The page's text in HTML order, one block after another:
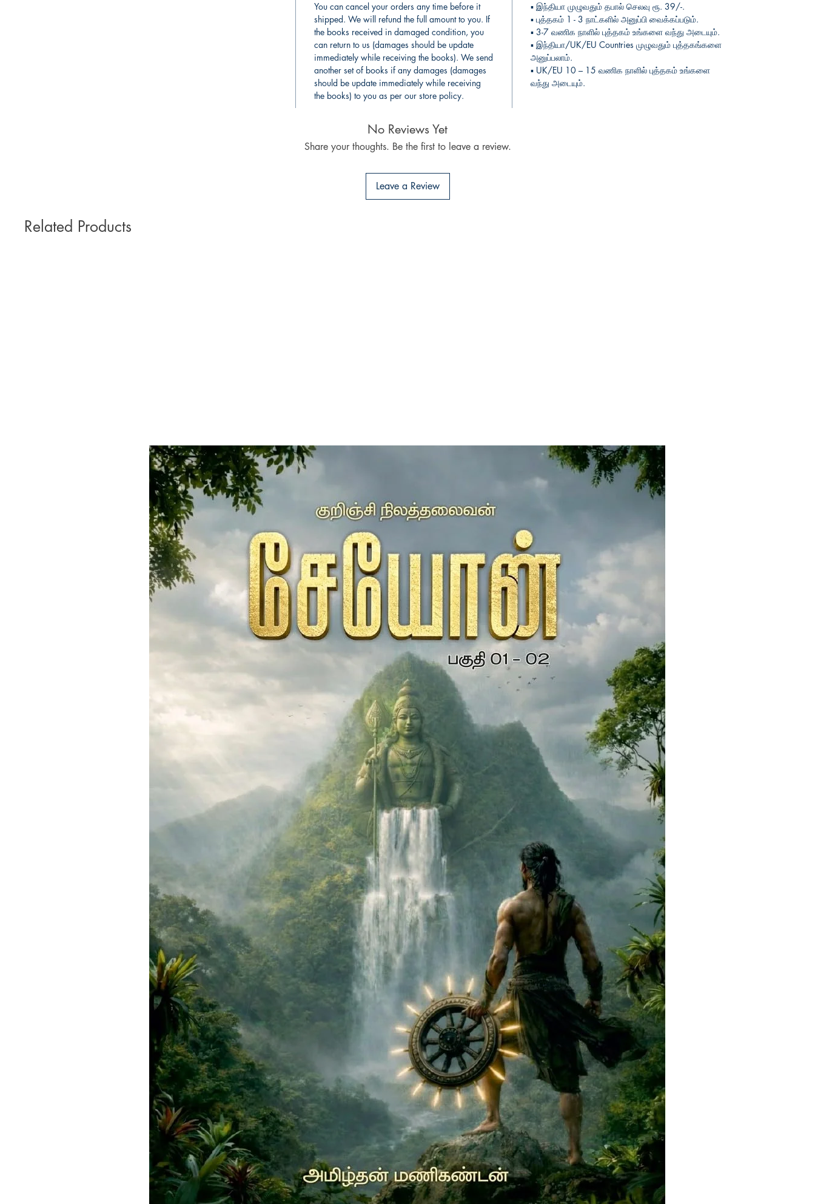
You can cancel your orders any time before it
shipped. We will refund the full amount to you. If
the books received in damaged condition, you
can return to us (damages should be update
immediately while receiving the books). We send
another set of books if any damages (damages
should be update immediately while receiving
the books) to you as per our store policy.
▪︎ இந்தியா முழுவதும் தபால் செலவு ரூ. 39/-.
▪︎ புத்தகம்1 - 3 நாட்களில் அனுப்பி வைக்கப்படும்.
▪︎ 3-7 வணிக நாளில் புத்தகம் உங்களை வந்து அடையும்.
▪︎ இந்தியா/UK/EU Countries முழுவதும் புத்தகங்களை
அனுப்பலாம்.
▪︎ UK/EU 10 – 15 வணிக நாளில் புத்தகம் உங்களை
வந்து அடையும்.
No Reviews Yet
Share your thoughts. Be the first to leave a review.
Leave a Review
Related Products